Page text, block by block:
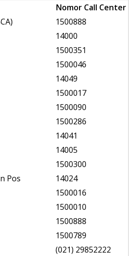
Nomor Call Center
1500888
14000
1500351
1500046
14049
1500017
1500090
1500286
14041
14005
1500300
Pos
14024
1500016
1500010
1500888
1500789
(021) 29852222